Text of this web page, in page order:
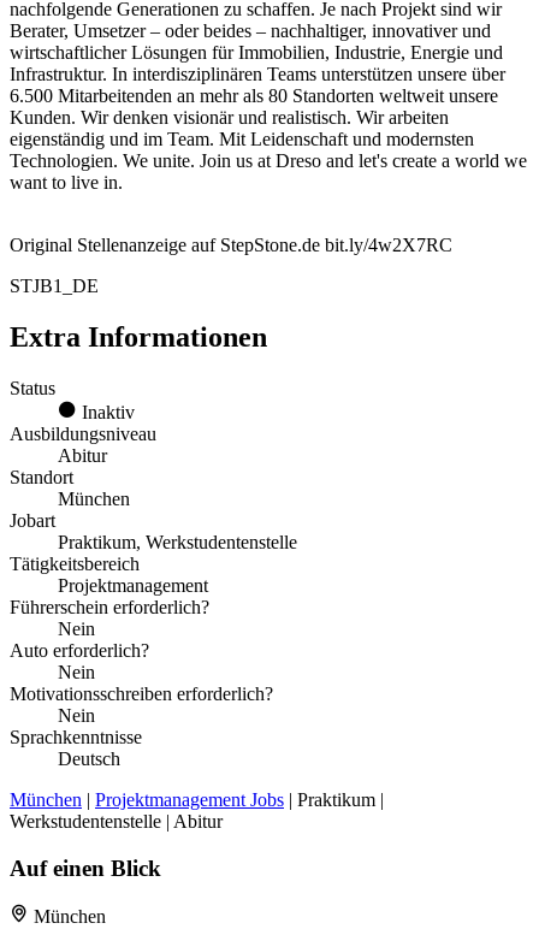
nachfolgende Generationen zu schaffen. Je nach Projekt sind wir
Berater, Umsetzer – oder beides – nachhaltiger, innovativer und
wirtschaftlicher Lösungen für Immobilien, Industrie, Energie und
Infrastruktur. In interdisziplinären Teams unterstützen unsere über
6.500 Mitarbeitenden an mehr als 80 Standorten weltweit unsere
Kunden. Wir denken visionär und realistisch. Wir arbeiten
eigenständig und im Team. Mit Leidenschaft und modernsten
Technologien. We unite. Join us at Dreso and let's create a world we
want to live in.
Original Stellenanzeige auf StepStone.de bit.ly/4w2X7RC
STJB1_DE
Extra Informationen
Status
Inaktiv
Ausbildungsniveau
Abitur
Standort
München
Jobart
Praktikum, Werkstudentenstelle
Tätigkeitsbereich
Projektmanagement
Führerschein erforderlich?
Nein
Auto erforderlich?
Nein
Motivationsschreiben erforderlich?
Nein
Sprachkenntnisse
Deutsch
München | Projektmanagement Jobs | Praktikum |
Werkstudentenstelle | Abitur
Auf einen Blick
München